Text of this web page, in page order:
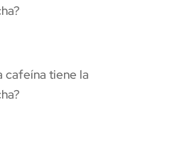
cafeína tiene la